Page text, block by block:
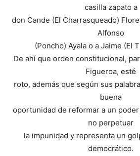
casilla zapato a
don Cande (El Charrasqueado)
Alfonso
(Poncho) Ayala o a Jaime (El
De ahí que orden constitucional,
Figueroa, esté
roto, además que según sus
buena
oportunidad de reformar a un
no perpetuar
la impunidad y representa un
democrático.